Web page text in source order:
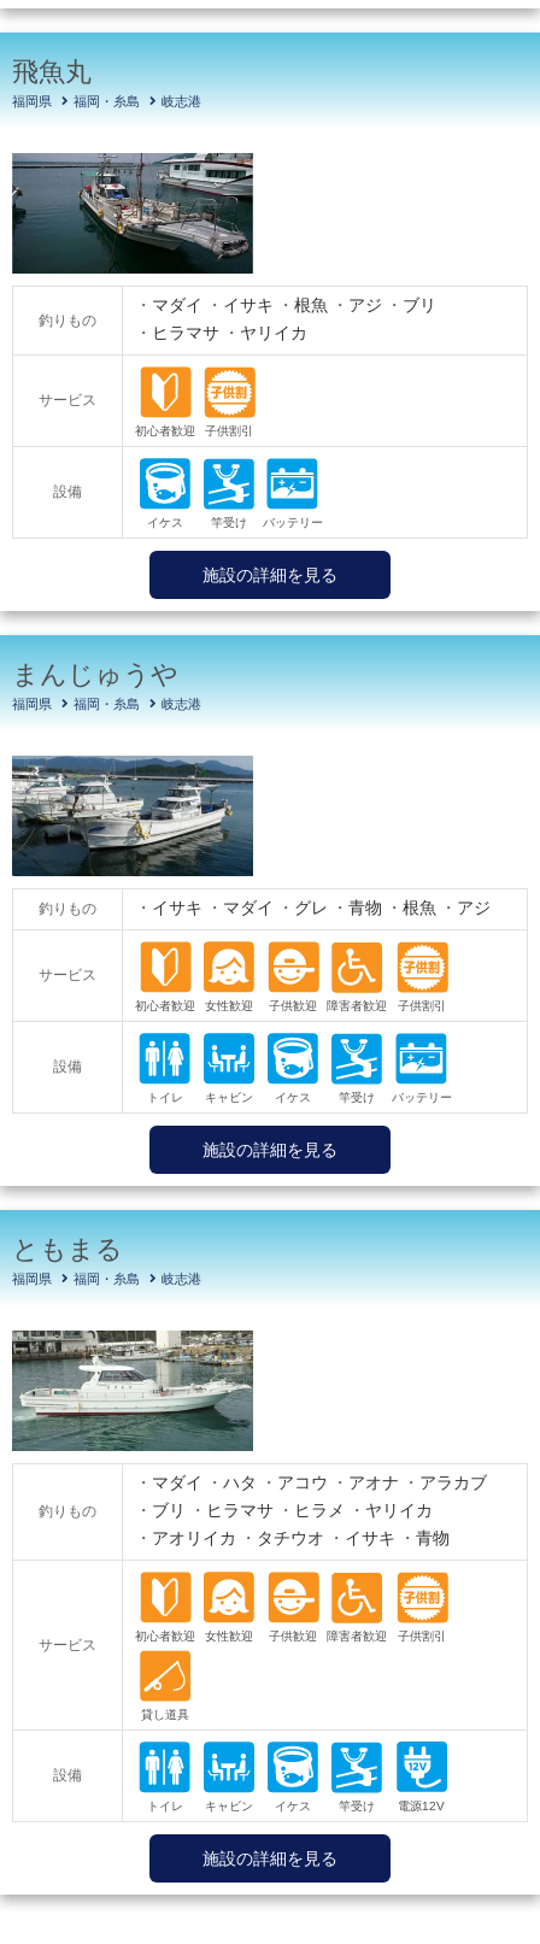
飛魚丸
福岡県 福岡・糸島 岐志港
釣りもの
マダイ イサキ 根魚 アジ
ブリ
ヒラマサ
ヤリイカ
サービス
設備
施設の詳細を見る
まんじゅうや
福岡県 福岡・糸島 岐志港
釣りもの イサキ マダイ グレ 青物 根魚 アジ
サービス
設備
施設の詳細を見る
ともまる
福岡県 福岡・糸島 岐志港
釣りもの
マダイ ハタ アコウ アオナ
アラカブ
ブリ
ヒラマサ ヒラメ
ヤリイカ
アオリイカ
タチウオ イサキ 青物
サービス
設備
施設の詳細を見る